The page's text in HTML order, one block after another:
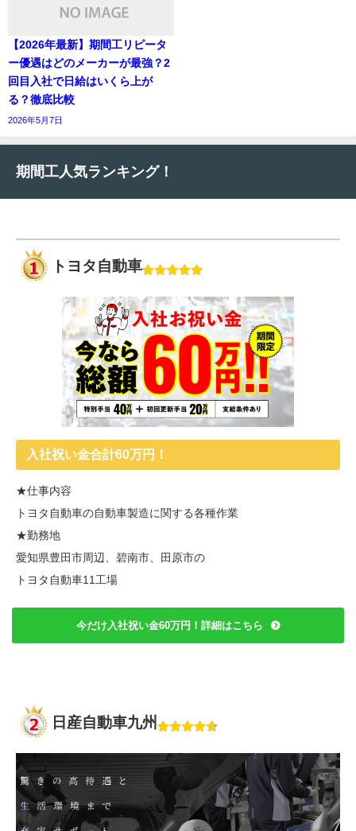
【2026年最新】期間工リピータ
ー優遇はどのメーカーが最強？2
回目入社で日給はいくら上が
る？徹底比較
2026年5月7日
期間工人気ランキング！
トヨタ自動車
入社祝い金合計60万円！
★仕事内容
トヨタ自動車の自動車製造に関する各種作業
★勤務地
愛知県豊田市周辺、碧南市、田原市の
トヨタ自動車11工場
今だけ入社祝い金60万円！詳細はこちら
日産自動車九州